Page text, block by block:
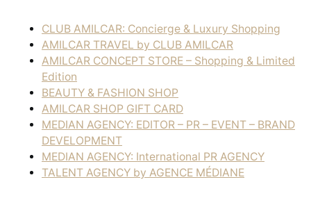
CLUB AMILCAR: Concierge & Luxury Shopping
AMILCAR TRAVEL by CLUB AMILCAR
AMILCAR CONCEPT STORE – Shopping & Limited
Edition
BEAUTY & FASHION SHOP
AMILCAR SHOP GIFT CARD
MEDIAN AGENCY: EDITOR – PR – EVENT – BRAND
DEVELOPMENT
MEDIAN AGENCY: International PR AGENCY
TALENT AGENCY by AGENCE MÉDIANE